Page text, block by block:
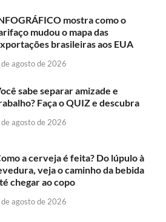
mostra como o
mudou o mapa das
brasileiras aos EUA
agosto de 2026
sabe separar amizade e
Faça o QUIZ e descubra
agosto de 2026
a cerveja é feita? Do lúpulo à
veja o caminho da bebida
chegar ao copo
agosto de 2026